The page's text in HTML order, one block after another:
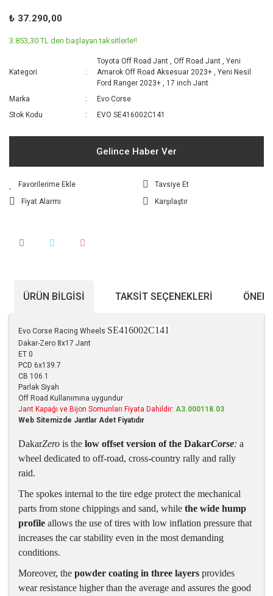
₺ 37.290,00
3.853,30 TL den başlayan taksitlerle!!
Kategori
Toyota Off Road Jant ,Off Road Jant ,Yeni
Amarok Off Road Aksesuar 2023+
,Yeni Nesil
Ford Ranger 2023+
17 inch Jant
Marka
Evo Corse
Stok Kodu
EVO SE416002C141
Gelince Haber Ver
Tavsiye Et
Fiyat Alarmı
Karşılaştır
ÜRÜN BILGISI TAKSIT SEÇENEKLERI
Evo Corse Racing Wheels SE416002C141
Dakar-Zero 8x17 Jant
ET 0
PCD 6x139.7
CB 106.1
Parlak Siyah
Off Road Kullanımına uygundur
Jant Kapağı ve Bijon Somunları Fiyata Dahildir: A3.000118.03
Web Sitemizde Jantlar Adet Fiyatıdır
DakarZero is the low offset version of the DakarCorse: a
wheel dedicated to off-road, cross-country rally and rally
raid.
The spokes internal to the tire edge protect the mechanical
parts from stone chippings and sand, while the wide hump
profile allows the use of tires with low inflation pressure that
increases the car stability even in the most demanding
conditions.
Moreover, the powder coating in three layers provides
wear resistance higher than the average and assures the good